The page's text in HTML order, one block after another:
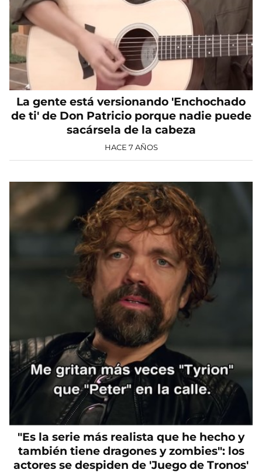
La gente está versionando 'Enchochado
de ti' de Don Patricio porque nadie puede
sacársela de la cabeza
HACE 7 AÑOS
"Es la serie más realista que he hecho y
también tiene dragones y zombies": los
actores se despiden de 'Juego de Tronos'